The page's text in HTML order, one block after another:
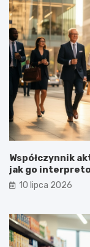
Współczynnik
jak go
10 lipca 2026